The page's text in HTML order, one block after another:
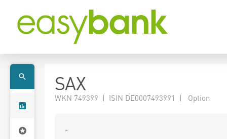
SAX
WKN 749399 | ISIN DE0007493991 | Option
-